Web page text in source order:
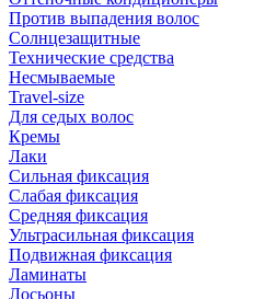
Против выпадения волос
Солнцезащитные
Технические средства
Несмываемые
Travel-size
Для седых волос
Кремы
Лаки
Сильная фиксация
Слабая фиксация
Средняя фиксация
Ультрасильная фиксация
Подвижная фиксация
Ламинаты
Лосьоны